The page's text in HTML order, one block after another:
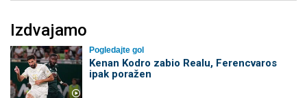
Izdvajamo
Pogledajte gol
Kenan Kodro zabio Realu, Ferencvaros
ipak poražen